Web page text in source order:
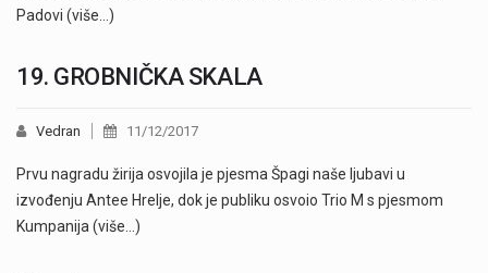
Padovi (više…)
19. GROBNIČKA SKALA
Vedran 11/12/2017
Prvu nagradu žirija osvojila je pjesma Špagi naše ljubavi u
izvođenju Antee Hrelje, dok je publiku osvoio Trio M s pjesmom
Kumpanija (više…)